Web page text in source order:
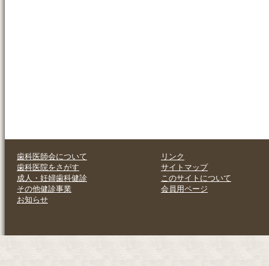
歯科医師会について
歯科医院をさがす
成人・妊婦歯科健診
その他健診事業
お知らせ
リンク
サイトマップ
このサイトについて
会員用ページ